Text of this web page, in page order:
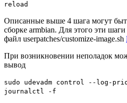
reload
Описанные выше 4 шага могут
сборке armbian. Для этого эти
файл userpatches/customize-image.sh
При возникновении неполадок
вывод
sudo udevadm control --log-
journalctl -f